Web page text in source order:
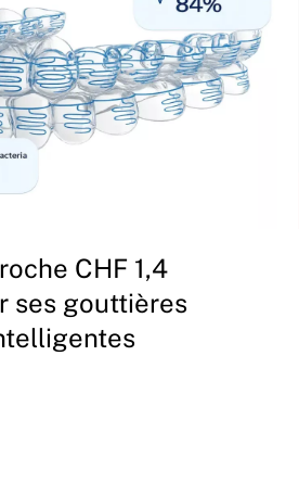
CHF 1,4
ses gouttières